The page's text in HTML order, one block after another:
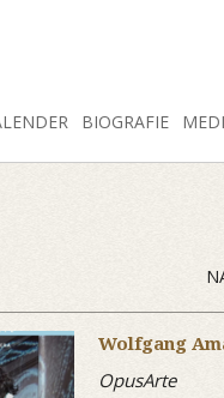
BIOGRAFIE
Wolfgang
OpusArte